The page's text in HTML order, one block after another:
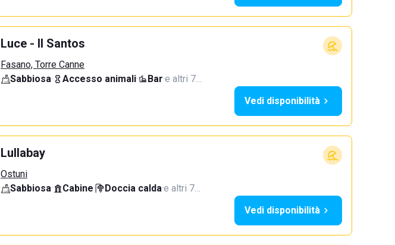
Luce - Il Santos
Fasano, Torre Canne
Sabbiosa· Accesso animali· Bar·e altri 7…
Vedi disponibilità
Lullabay
Ostuni
Sabbiosa· Cabine· Doccia calda·e altri 7…
Vedi disponibilità